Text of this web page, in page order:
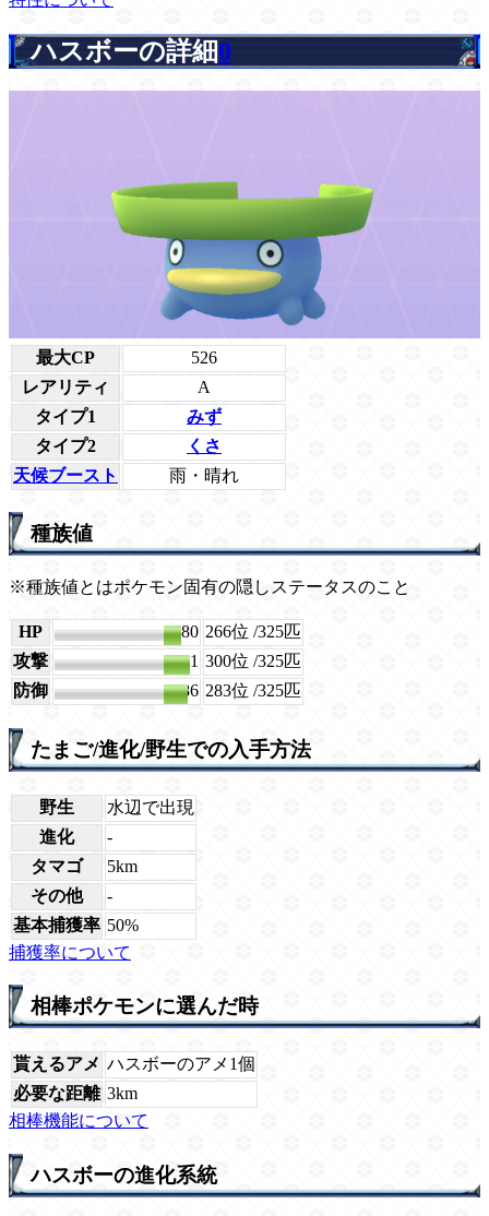
ハスボーの詳細0
最大CP
526
レアリティ
A
タイプ1
みず
タイプ2
くさ
天候ブースト
雨・晴れ
種族値
※種族値とはポケモン固有の隠しステータスのこと
HP 80 266位 /325匹
攻撃
71 300位 /325匹
防御
86 283位 /325匹
たまご/進化/野生での入手方法
野生
水辺で出現
進化
-
タマゴ
5km
その他
-
基本捕獲率 50%
捕獲率について
相棒ポケモンに選んだ時
貰えるアメ ハスボーのアメ1個
必要な距離 3km
相棒機能について
ハスボーの進化系統